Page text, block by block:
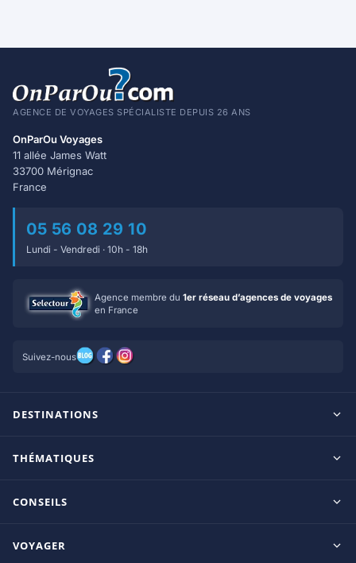
AGENCE DE VOYAGES SPÉCIALISTE DEPUIS 26 ANS
OnParOu Voyages
11 allée James Watt
33700 Mérignac
France
05 56 08 29 10
Lundi - Vendredi · 10h - 18h
Agence membre du 1er réseau d’agences de voyages
en France
Suivez-nous
DESTINATIONS
Ile Maurice
République Dominicaine
THÉMATIQUES
Adultes uniquement
CONSEILS
VOYAGER